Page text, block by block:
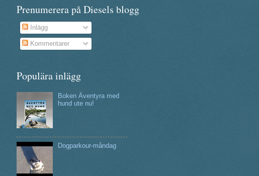
Prenumerera på Diesels blogg
Inlägg
Kommentarer
Populära inlägg
Boken Äventyra med
hund ute nu!
Dogparkour-måndag